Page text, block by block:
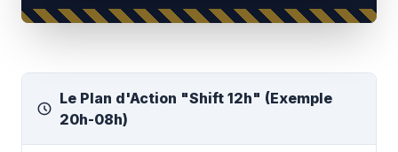
Le Plan d'Action "Shift 12h" (Exemple
20h-08h)